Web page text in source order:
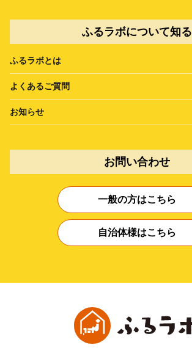
ふるラボについて知る
ふるラボとは
よくあるご質問
お知らせ
お問い合わせ
一般の方はこちら
自治体様はこちら